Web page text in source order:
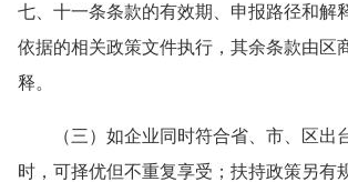
七、十一条条款的有效期、申报路径和解
依据的相关政策文件执行，其余条款由区
释。
（三）如企业同时符合省、市、区出
时，可择优但不重复享受；扶持政策另有